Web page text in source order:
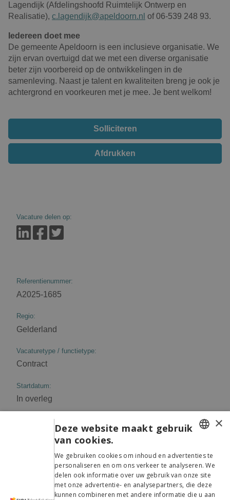
Lagendijk (Afdelingshoofd Ruimtelijk Ontwerp en
Realisatie), c.lagendijk@apeldoorn.nl of 06-539 248 93.
Iedereen doet mee
De gemeente Apeldoorn is een inclusieve organisatie. We
zijn ervan overtuigd dat we met een diverse organisatie
beter zijn voorbereid op de ontwikkelingen in de
samenleving. Naast je talent en kwaliteiten breng je ook je
achtergrond en voorkeuren met je mee. Je bent welkom!
Solliciteren
Afdrukken
Vacature delen op:
Referentienummer:
A2025-1685
Regio:
Gelderland
Vacaturetype / functietype:
Contract
Startdatum:
In overleg
Contactpersonen:
Jeroen Oosterhuis
mobiel: 0628276149
LATVIAN
DANISH
×
Deze website maakt gebruik
van cookies.
We gebruiken cookies om inhoud en advertenties te
personaliseren en om ons verkeer te analyseren. We
delen ook informatie over uw gebruik van onze site
met onze advertentie- en analysepartners, die deze
kunnen combineren met andere informatie die u aan